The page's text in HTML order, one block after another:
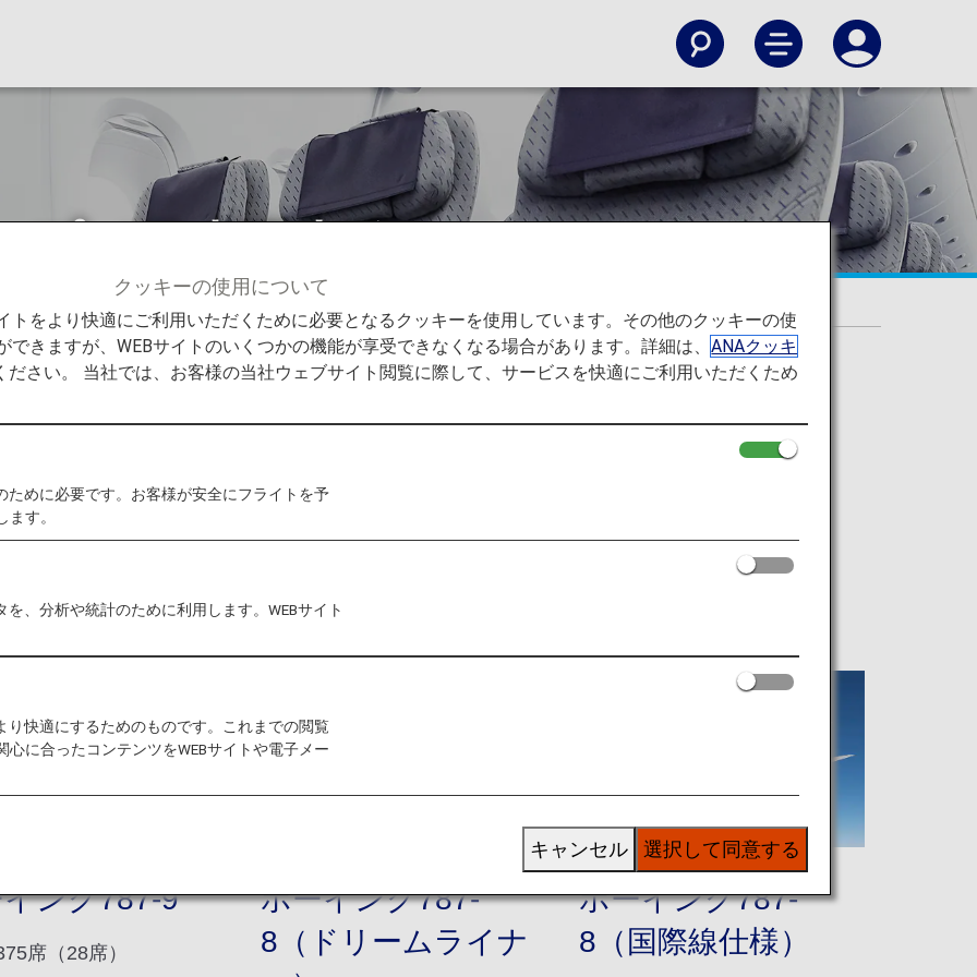
本国内線）
覧いただけます。
ング787-9
席（28席）
ボーイング787-
8（ドリームライナ
ボーイング787-
8（国際線仕様）
クッキーの使用について
トをより快適にご利用いただくために必要となるクッキーを使用しています。その他のクッキーの使
きますが、WEBサイトのいくつかの機能が享受できなくなる場合があります。詳細は、ANAクッキ
ださい。 当社では、お客様の当社ウェブサイト閲覧に際して、サービスを快適にご利用いただくため
ために必要です。お客様が安全にフライトを予
す。
、分析や統計のために利用します。WEBサイト
り快適にするためのものです。これまでの閲覧
に合ったコンテンツをWEBサイトや電子メー
選択して同意する
キャンセル